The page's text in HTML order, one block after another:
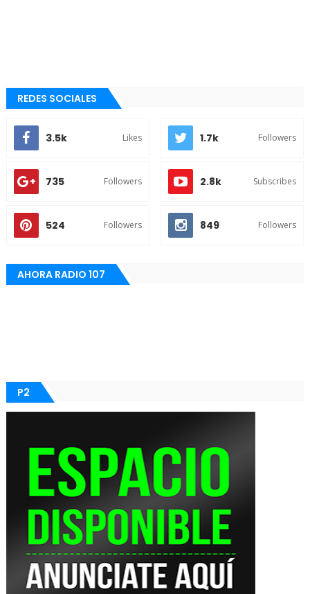
REDES SOCIALES
3.5k Likes 1.7k Followers
735 Followers 2.8k Subscribes
524 Followers 849 Followers
AHORA RADIO 107
P2